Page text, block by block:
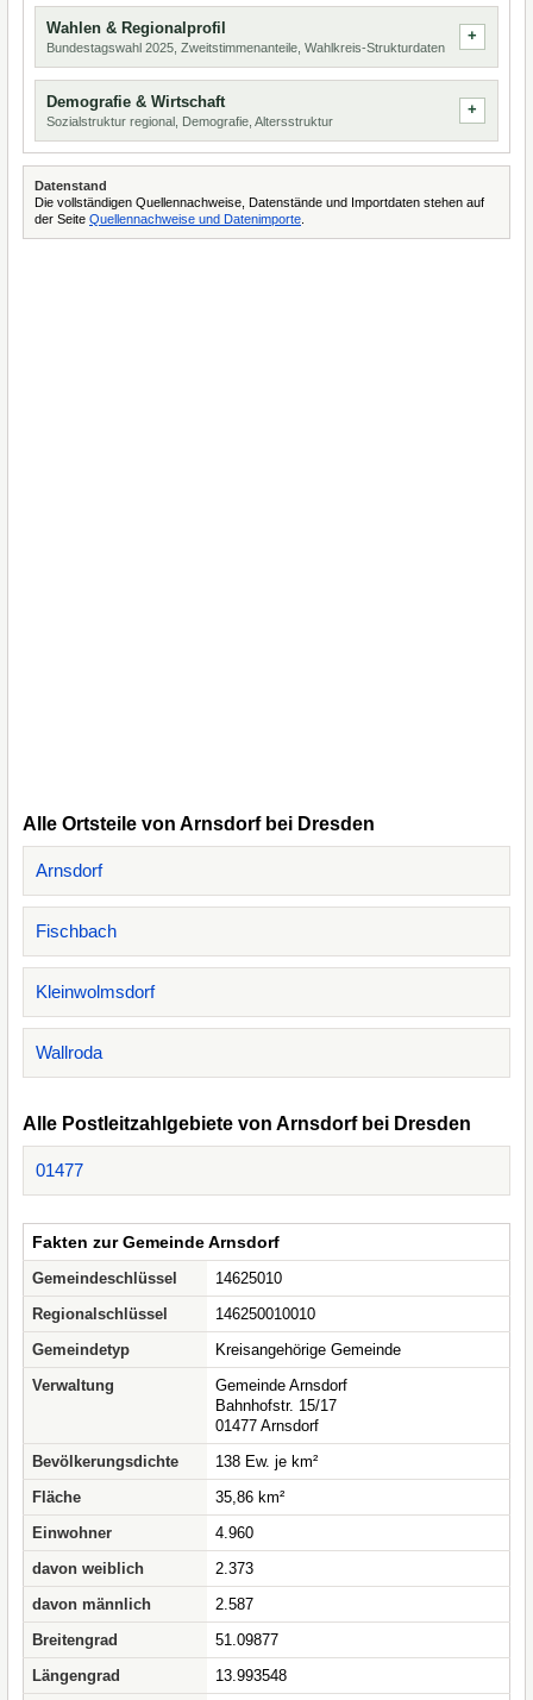
Wahlen & Regionalprofil
Bundestagswahl 2025, Zweitstimmenanteile, Wahlkreis-Strukturdaten
Demografie & Wirtschaft
Sozialstruktur regional, Demografie, Altersstruktur
Datenstand
Die vollständigen Quellennachweise, Datenstände und Importdaten stehen auf
der Seite Quellennachweise und Datenimporte
Alle Ortsteile von Arnsdorf bei Dresden
Arnsdorf
Fischbach
Kleinwolmsdorf
Wallroda
Alle Postleitzahlgebiete von Arnsdorf bei Dresden
01477
Fakten zur Gemeinde Arnsdorf
Gemeindeschlüssel
14625010
Regionalschlüssel
146250010010
Gemeindetyp
Kreisangehörige Gemeinde
Verwaltung
Gemeinde Arnsdorf
Bahnhofstr. 15/17
01477 Arnsdorf
Bevölkerungsdichte
138 Ew. je km²
Fläche
35,86 km²
Einwohner
4.960
davon weiblich
2.373
davon männlich
2.587
Breitengrad
51.09877
Längengrad
13.993548